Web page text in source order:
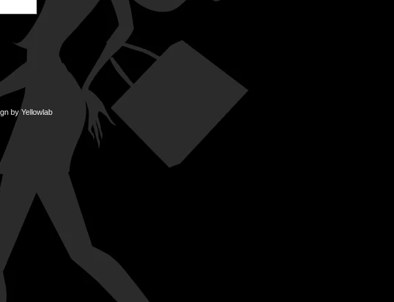
byYellowlab